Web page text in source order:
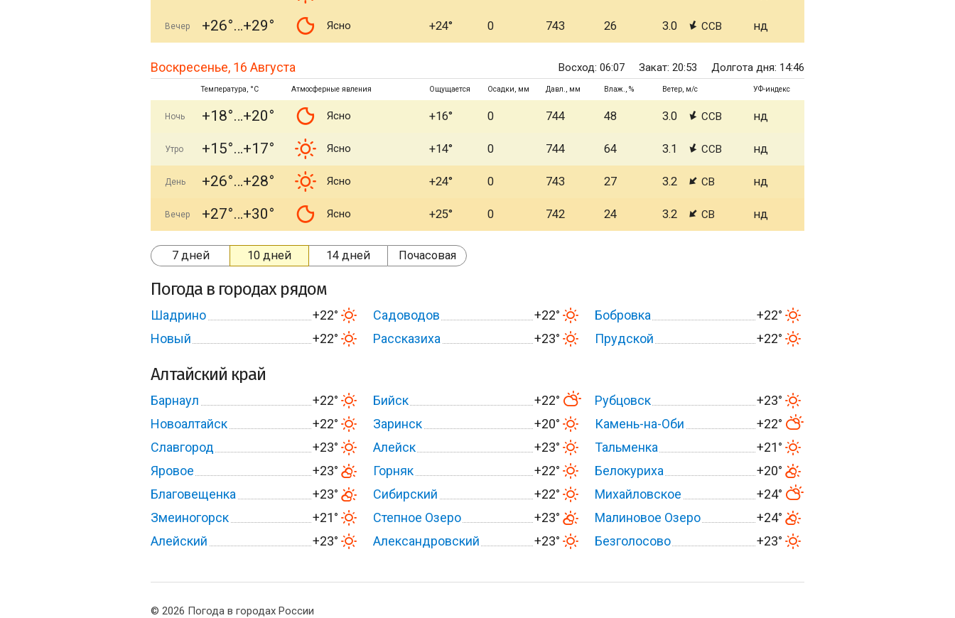
Вечер +26° +29° Ясно +24° 0 743 26 3.0 ССВ нд
Воскресенье, 16 Августа Восход: 06:07 Закат: 20:53 Долгота дня: 14:46
Температура, °C Атмосферные явления Ощущается Осадки, мм Давл., мм Влаж., % Ветер, м/с УФ-индекс
Ночь +18° +20° Ясно +16° 0 744 48 3.0 ССВ нд
Утро +15° +17° Ясно +14° 0 744 64 3.1 ССВ нд
День +26° +28° Ясно +24° 0 743 27 3.2 СВ нд
Вечер +27° +30° Ясно +25° 0 742 24 3.2 СВ нд
7 дней 10 дней 14 дней Почасовая
Погода в городах рядом
Шадрино +22° Садоводов +22° Бобровка
+22°
Новый
+22° Рассказиха +23° Прудской +22°
Алтайский край
Барнаул +22° Бийск +22° Рубцовск
+23°
Новоалтайск
+22° Заринск +20° Камень-на-Оби
+22°
Славгород
+23° Алейск +23° Тальменка
+21°
Яровое
+23° Горняк +22° Белокуриха
+20°
Благовещенка
+23° Сибирский +22° Михайловское
+24°
Змеиногорск
+21° Степное Озеро +23° Малиновое Озеро
+24°
Алейский
+23° Александровский +23° Безголосово +23°
© 2026 Погода в городах России